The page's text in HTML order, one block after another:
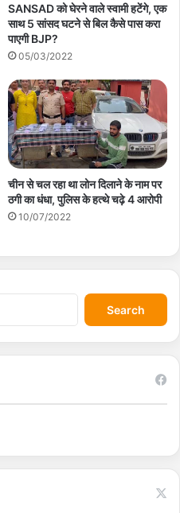
SANSAD को घेरने वाले स्वामी हटेंगे, एक
साथ 5 सांसद घटने से बिल कैसे पास करा
पाएगी BJP?
05/03/2022
चीन से चल रहा था लोन दिलाने के नाम पर
ठगी का धंधा, पुलिस के हत्थे चढ़े 4 आरोपी
10/07/2022
S
e
a
r
r
: